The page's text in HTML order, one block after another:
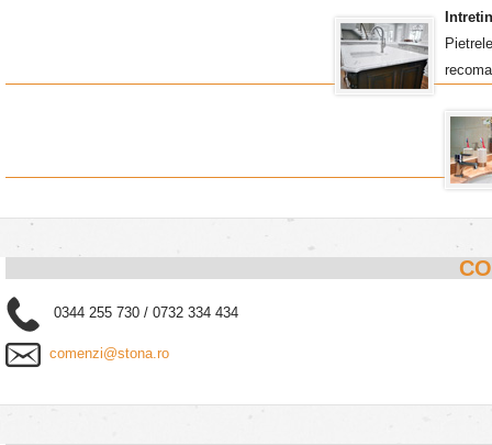
0344 255 730 / 0732 334 434
comenzi@stona.ro